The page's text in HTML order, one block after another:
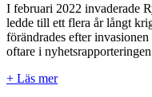
I februari 2022 invaderade
ledde till ett flera år långt
förändrades efter
oftare i
+ Läs mer